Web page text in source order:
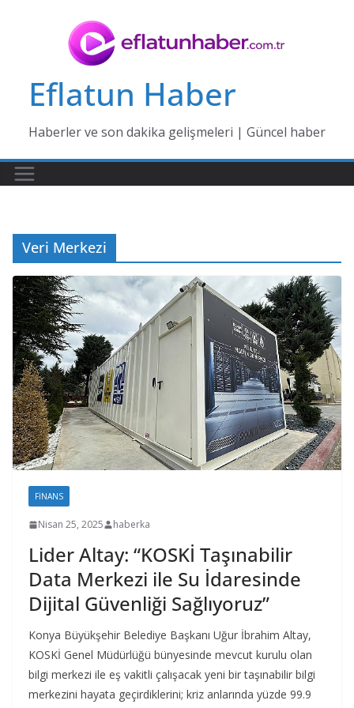
Eflatun Haber
Haberler ve son dakika gelişmeleri | Güncel haber
Veri Merkezi
FINANS
Nisan 25, 2025 haberka
Lider Altay: “KOSKİ Taşınabilir
Data Merkezi ile Su İdaresinde
Dijital Güvenliği Sağlıyoruz”
Konya Büyükşehir Belediye Başkanı Uğur İbrahim Altay,
KOSKİ Genel Müdürlüğü bünyesinde mevcut kurulu olan
bilgi merkezi ile eş vakitli çalışacak yeni bir taşınabilir bilgi
merkezini hayata geçirdiklerini; kriz anlarında yüzde 99.9